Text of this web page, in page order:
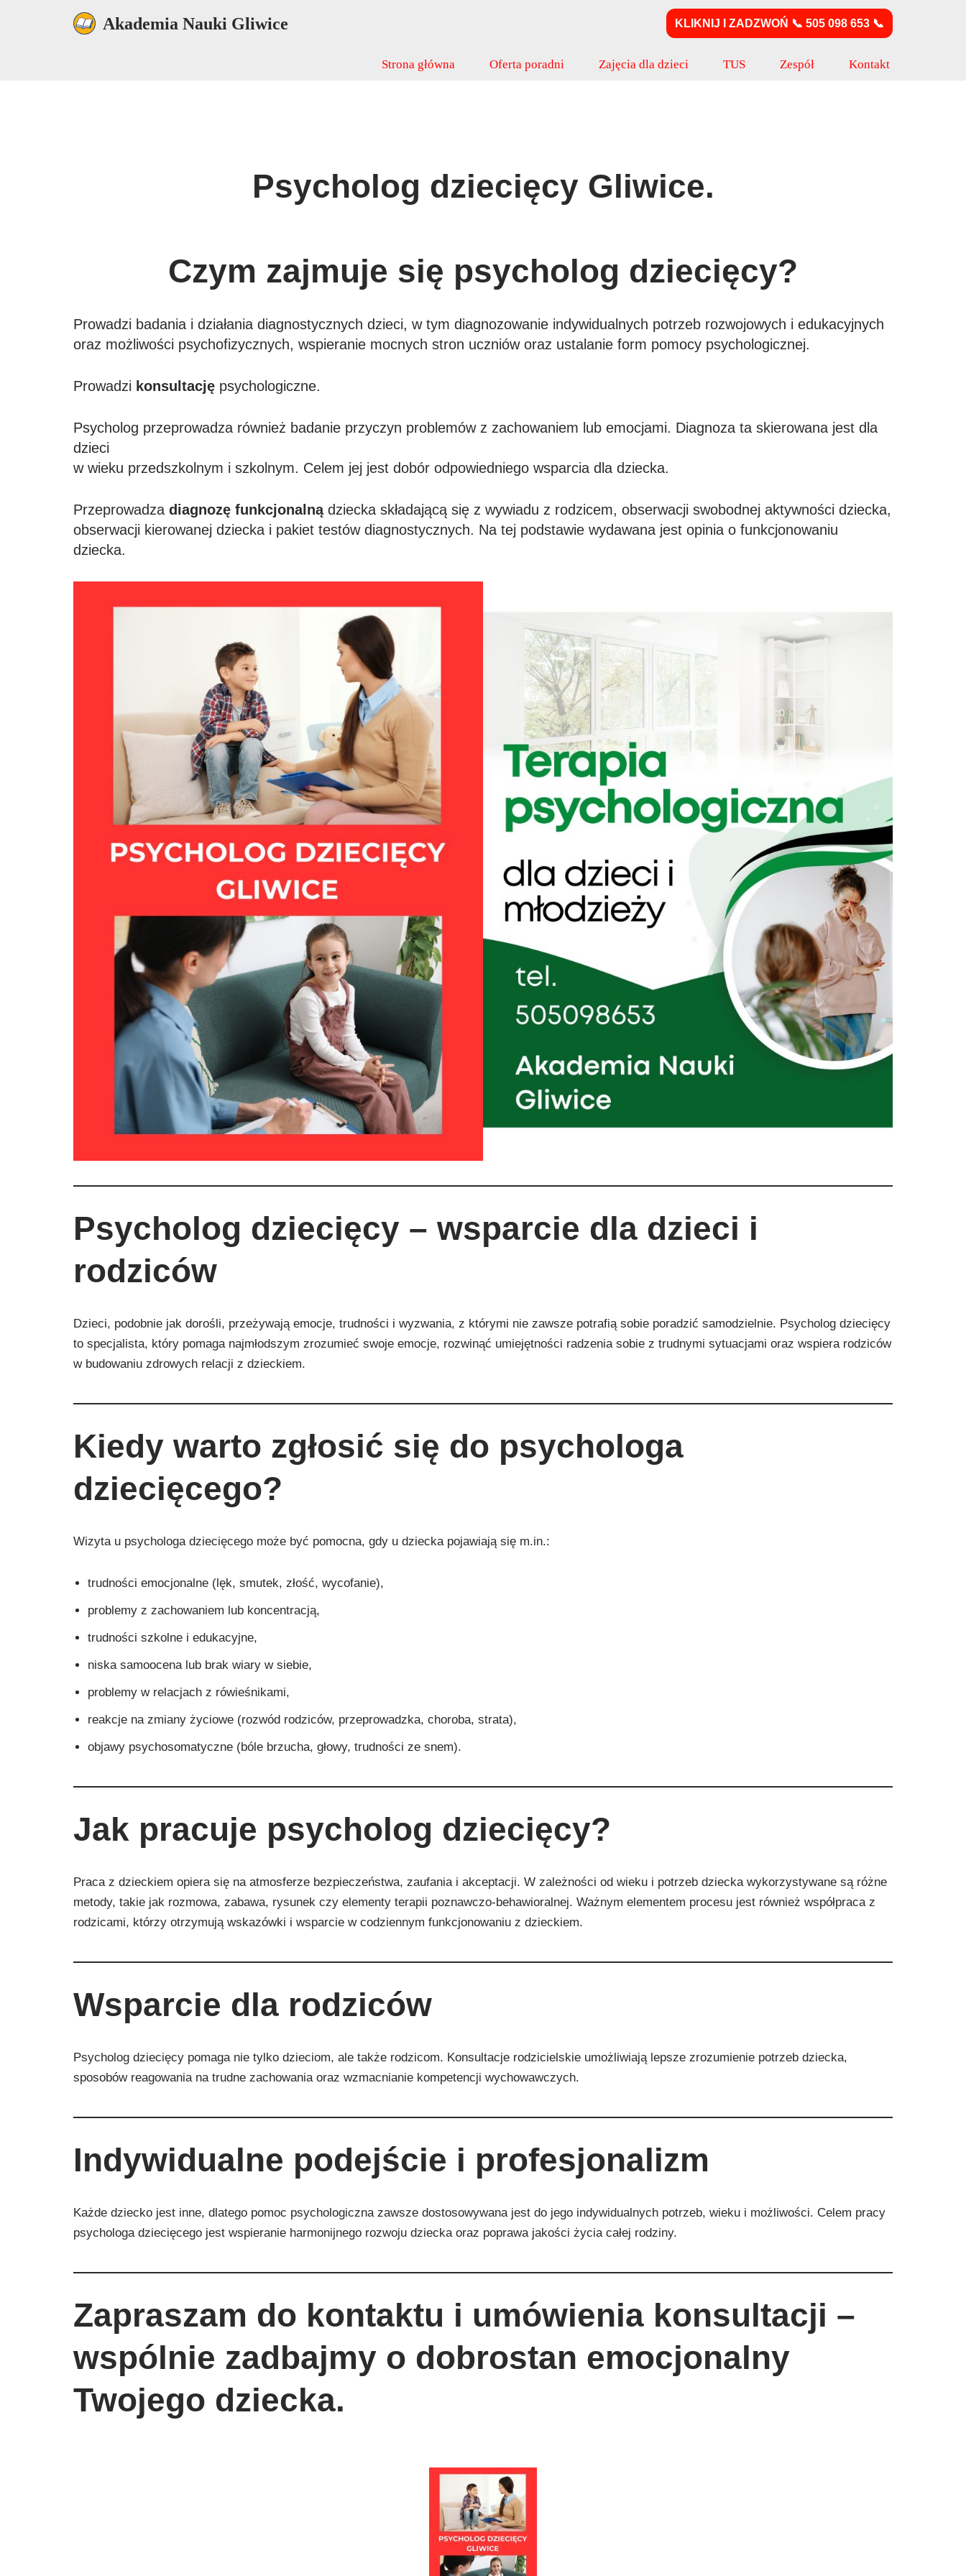
Akademia Nauki Gliwice KLIKNIJ I ZADZWOŃ 📞 505 098 653 📞
Strona główna Oferta poradni Zajęcia dla dzieci TUS Zespół Kontakt
Psycholog dziecięcy Gliwice.
Czym zajmuje się psycholog dziecięcy?
Prowadzi badania i działania diagnostycznych dzieci, w tym diagnozowanie indywidualnych potrzeb rozwojowych i edukacyjnych
oraz możliwości psychofizycznych, wspieranie mocnych stron uczniów oraz ustalanie form pomocy psychologicznej.
Prowadzi konsultację psychologiczne.
Psycholog przeprowadza również badanie przyczyn problemów z zachowaniem lub emocjami. Diagnoza ta skierowana jest dla
dzieci
w wieku przedszkolnym i szkolnym. Celem jej jest dobór odpowiedniego wsparcia dla dziecka.
Przeprowadza diagnozę funkcjonalnądziecka składającą się z wywiadu z rodzicem, obserwacji swobodnej aktywności dziecka,
obserwacji kierowanej dziecka i pakiet testów diagnostycznych. Na tej podstawie wydawana jest opinia o funkcjonowaniu
dziecka.
Psycholog dziecięcy – wsparcie dla dzieci i
rodziców
Dzieci, podobnie jak dorośli, przeżywają emocje, trudności i wyzwania, z którymi nie zawsze potrafią sobie poradzić samodzielnie. Psycholog dziecięcy
to specjalista, który pomaga najmłodszym zrozumieć swoje emocje, rozwinąć umiejętności radzenia sobie z trudnymi sytuacjami oraz wspiera rodziców
w budowaniu zdrowych relacji z dzieckiem.
Kiedy warto zgłosić się do psychologa
dziecięcego?
Wizyta u psychologa dziecięcego może być pomocna, gdy u dziecka pojawiają się m.in.:
trudności emocjonalne (lęk, smutek, złość, wycofanie),
problemy z zachowaniem lub koncentracją,
trudności szkolne i edukacyjne,
niska samoocena lub brak wiary w siebie,
problemy w relacjach z rówieśnikami,
reakcje na zmiany życiowe (rozwód rodziców, przeprowadzka, choroba, strata),
objawy psychosomatyczne (bóle brzucha, głowy, trudności ze snem).
Jak pracuje psycholog dziecięcy?
Praca z dzieckiem opiera się na atmosferze bezpieczeństwa, zaufania i akceptacji. W zależności od wieku i potrzeb dziecka wykorzystywane są różne
metody, takie jak rozmowa, zabawa, rysunek czy elementy terapii poznawczo-behawioralnej. Ważnym elementem procesu jest również współpraca z
rodzicami, którzy otrzymują wskazówki i wsparcie w codziennym funkcjonowaniu z dzieckiem.
Wsparcie dla rodziców
Psycholog dziecięcy pomaga nie tylko dzieciom, ale także rodzicom. Konsultacje rodzicielskie umożliwiają lepsze zrozumienie potrzeb dziecka,
sposobów reagowania na trudne zachowania oraz wzmacnianie kompetencji wychowawczych.
Indywidualne podejście i profesjonalizm
Każde dziecko jest inne, dlatego pomoc psychologiczna zawsze dostosowywana jest do jego indywidualnych potrzeb, wieku i możliwości. Celem pracy
psychologa dziecięcego jest wspieranie harmonijnego rozwoju dziecka oraz poprawa jakości życia całej rodziny.
Zapraszam do kontaktu i umówienia konsultacji –
wspólnie zadbajmy o dobrostan emocjonalny
Twojego dziecka.